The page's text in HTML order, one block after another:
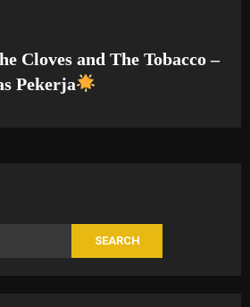
Cloves and The Tobacco –
Pekerja
SEARCH